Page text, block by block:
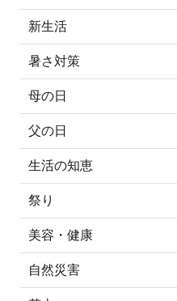
新生活
暑さ対策
母の日
父の日
生活の知恵
祭り
美容・健康
自然災害